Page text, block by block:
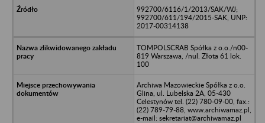
992700/6116/1/2013/SAK/WJ;
992700/611/194/2015-SAK, UNP:
2017-00314138
TOMPOLSCRAB Spółka z o.o./n00-
819 Warszawa, /nul. Złota 61 lok.
100
Archiwa Mazowieckie Spółka z o.o.
Glina, ul. Lubelska 2A, 05-430
Celestynów tel. (22) 780-09-00, fax.:
(22) 789-79-88, www.archiwamaz.pl,
e-mail: sekretariat@archiwamaz.pl